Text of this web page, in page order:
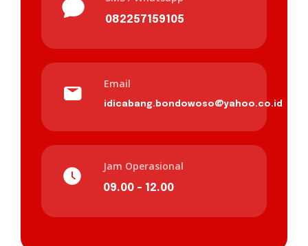
082257159105
Email
idicabang.bondowoso@yahoo.co.id
Jam Operasional
09.00 - 12.00